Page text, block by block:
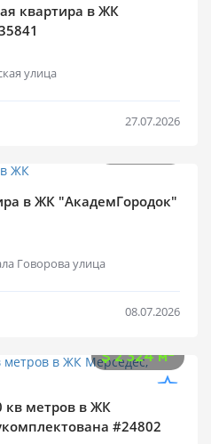
квартира в ЖК
улица
27.07.2026
в ЖК "АкадемГородок"
Говорова улица
08.07.2026
$2 324 м2
кв метров в ЖК
#24802